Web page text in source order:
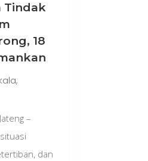
Tindak
18
,
–
dan